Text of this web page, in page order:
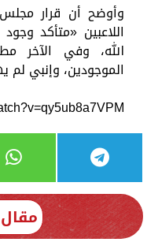
وأوضح أن قرار
اللاعبين «متأكد
الله، وفي الآخر
الموجودين، وإنبي لم يهبط